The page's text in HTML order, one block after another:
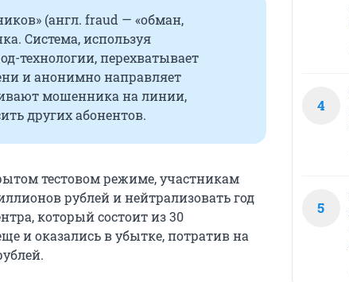
(англ. fraud — «обман,
Система, используя
технологии, перехватывает
и анонимно направляет
мошенника на линии,
других абонентов.
тестовом режиме, участникам
рублей и нейтрализовать год
который состоит из 30
и оказались в убытке, потратив на
4
5